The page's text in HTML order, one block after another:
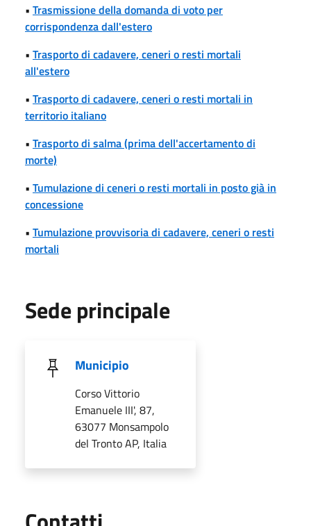
• Trasmissione della domanda di voto per
corrispondenza dall'estero
• Trasporto di cadavere, ceneri o resti mortali
all'estero
• Trasporto di cadavere, ceneri o resti mortali in
territorio italiano
• Trasporto di salma (prima dell'accertamento di
morte)
• Tumulazione di ceneri o resti mortali in posto già in
concessione
• Tumulazione provvisoria di cadavere, ceneri o resti
mortali
Sede principale
Municipio
Corso Vittorio
Emanuele III', 87,
63077 Monsampolo
del Tronto AP, Italia